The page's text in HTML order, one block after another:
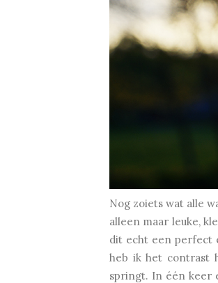
Nog zoiets wat alle
alleen maar leuke,
dit echt een perfect
heb ik het contrast
springt. In één keer